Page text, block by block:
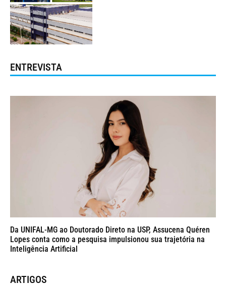
ENTREVISTA
Da UNIFAL-MG ao Doutorado Direto na USP, Assucena Quéren
Lopes conta como a pesquisa impulsionou sua trajetória na
Inteligência Artificial
ARTIGOS